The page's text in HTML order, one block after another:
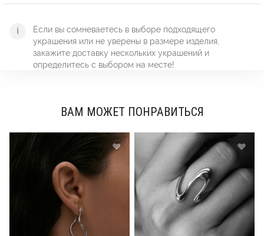
Если вы сомневаетесь в выборе подходящего
украшения или не уверены в размере изделия,
закажите доставку нескольких украшений и
определитесь с выбором на месте!
ВАМ МОЖЕТ ПОНРАВИТЬСЯ